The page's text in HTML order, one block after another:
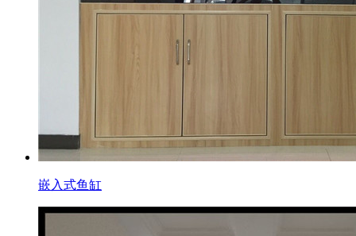
嵌入式鱼缸